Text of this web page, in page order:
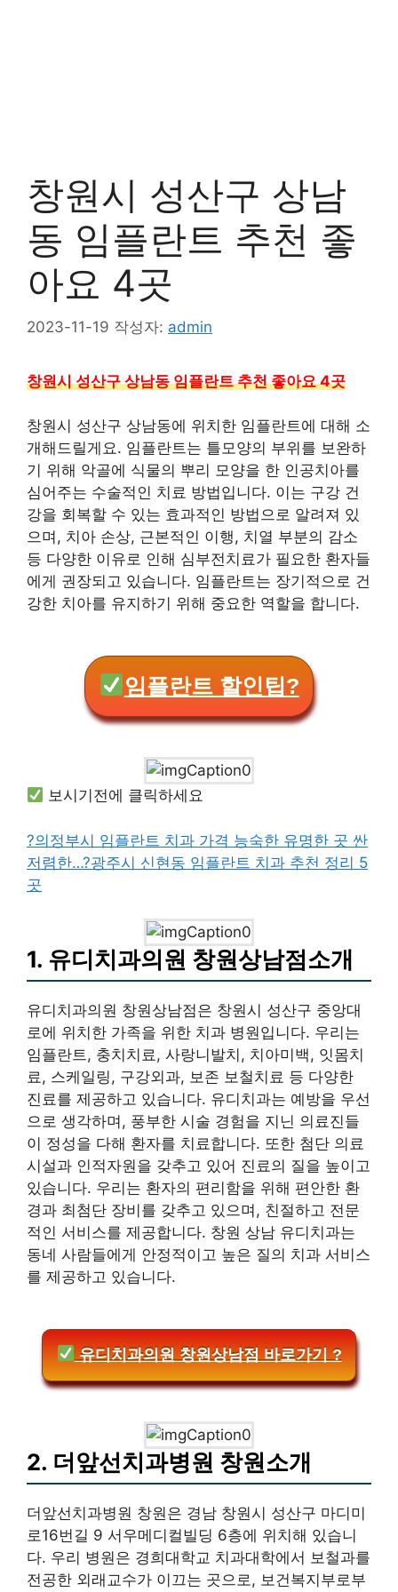
창원시 성산구 상남
동 임플란트 추천 좋
아요 4곳
2023-11-19 작성자: admin
창원시 성산구 상남동 임플란트 추천 좋아요 4곳
창원시 성산구 상남동에 위치한 임플란트에 대해 소
개해드릴게요. 임플란트는 틀모양의 부위를 보완하
기 위해 악골에 식물의 뿌리 모양을 한 인공치아를
심어주는 수술적인 치료 방법입니다. 이는 구강 건
강을 회복할 수 있는 효과적인 방법으로 알려져 있
으며, 치아 손상, 근본적인 이행, 치열 부분의 감소
등 다양한 이유로 인해 심부전치료가 필요한 환자들
에게 권장되고 있습니다. 임플란트는 장기적으로 건
강한 치아를 유지하기 위해 중요한 역할을 합니다.
임플란트 할인팁?
보시기전에 클릭하세요
?의정부시 임플란트 치과 가격 능숙한 유명한 곳 싼
저렴한…?광주시 신현동 임플란트 치과 추천 정리 5
곳
1. 유디치과의원 창원상남점소개
유디치과의원 창원상남점은 창원시 성산구 중앙대
로에 위치한 가족을 위한 치과 병원입니다. 우리는
임플란트, 충치치료, 사랑니발치, 치아미백, 잇몸치
료, 스케일링, 구강외과, 보존 보철치료 등 다양한
진료를 제공하고 있습니다. 유디치과는 예방을 우선
으로 생각하며, 풍부한 시술 경험을 지닌 의료진들
이 정성을 다해 환자를 치료합니다. 또한 첨단 의료
시설과 인적자원을 갖추고 있어 진료의 질을 높이고
있습니다. 우리는 환자의 편리함을 위해 편안한 환
경과 최첨단 장비를 갖추고 있으며, 친절하고 전문
적인 서비스를 제공합니다. 창원 상남 유디치과는
동네 사람들에게 안정적이고 높은 질의 치과 서비스
를 제공하고 있습니다.
유디치과의원 창원상남점 바로가기 ?
2. 더앞선치과병원 창원소개
더앞선치과병원 창원은 경남 창원시 성산구 마디미
로16번길 9 서우메디컬빌딩 6층에 위치해 있습니
다. 우리 병원은 경희대학교 치과대학에서 보철과를
전공한 외래교수가 이끄는 곳으로, 보건복지부로부